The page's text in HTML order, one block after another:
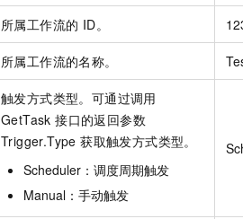
所属工作流的 ID。
所属工作流的名称。
触发方式类型。可通过调用
GetTask 接口的返回参数
Trigger.Type 获取触发方式类型。
Scheduler：调度周期触发
Manual：手动触发